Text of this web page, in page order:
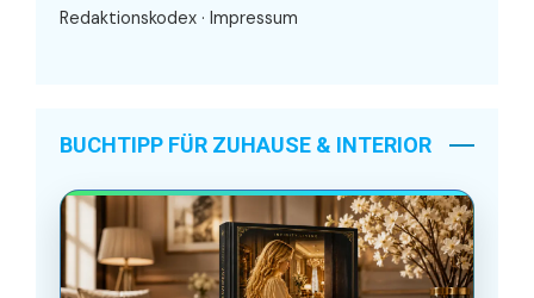
Redaktionskodex · Impressum
BUCHTIPP FÜR ZUHAUSE & INTERIOR